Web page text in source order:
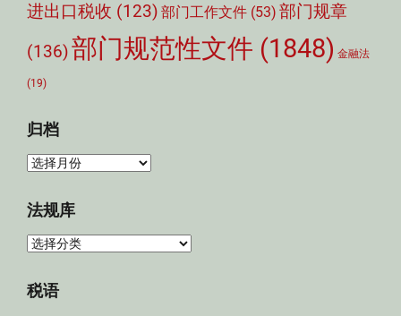
进出口税收 (123) 部门工作文件 (53) 部门规章
(136)部门规范性文件 (1848) 金融法
(19)
归档
归
法规库
法
库
税语